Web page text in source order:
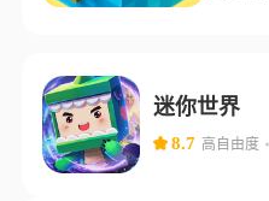
迷你世界
8.7 高自由度